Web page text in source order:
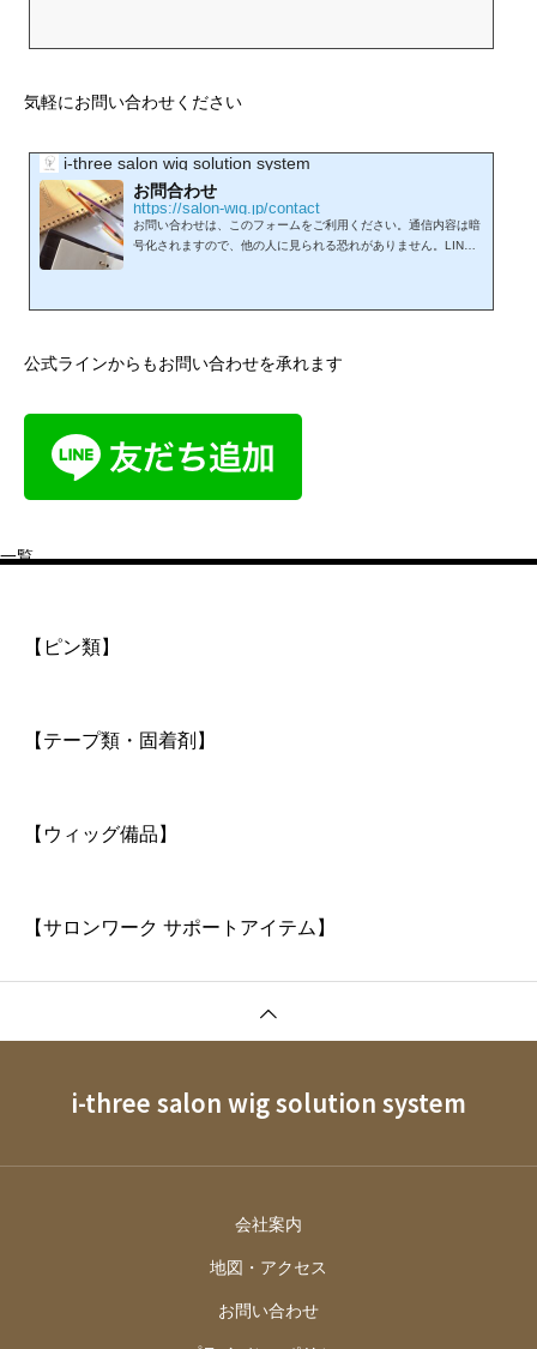
気軽にお問い合わせください
i-three salon wig solution system
お問合わせ
https://salon-wig.jp/contact
お問い合わせは、このフォームをご利用ください。通信内容は暗
号化されますので、他の人に見られる恐れがありません。LINE
公式ラインからもお問い合わせを承れます
一覧
【ピン類】
【テープ類・固着剤】
【ウィッグ備品】
【サロンワーク サポートアイテム】
i-three salon wig solution system
会社案内
地図・アクセス
お問い合わせ